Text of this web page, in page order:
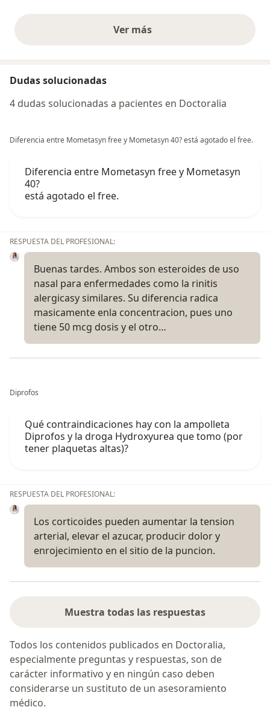
Ver másopiniones anteriores
Dudas solucionadas
4 dudas solucionadas a pacientes en Doctoralia
Diferencia entre Mometasyn free y Mometasyn 40? está agotado el free.
Diferencia entre Mometasyn free y Mometasyn
40?
está agotado el free.
RESPUESTA DEL PROFESIONAL:
Buenas tardes. Ambos son esteroides de uso
nasal para enfermedades como la rinitis
alergicasy similares. Su diferencia radica
masicamente enla concentracion, pues uno
tiene 50 mcg dosis y el otro…
Diprofos
Qué contraindicaciones hay con la ampolleta
Diprofos y la droga Hydroxyurea que tomo (por
tener plaquetas altas)?
RESPUESTA DEL PROFESIONAL:
Los corticoides pueden aumentar la tension
arterial, elevar el azucar, producir dolor y
enrojecimiento en el sitio de la puncion.
Muestra todas las respuestas
Todos los contenidos publicados en Doctoralia,
especialmente preguntas y respuestas, son de
carácter informativo y en ningún caso deben
considerarse un sustituto de un asesoramiento
médico.